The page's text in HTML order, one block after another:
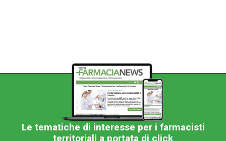
Le tematiche di interesse per i farmacisti
territoriali a portata di click